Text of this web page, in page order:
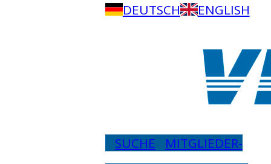
DEUTSCH ENGLISH
SUCHE
MITGLIEDER-